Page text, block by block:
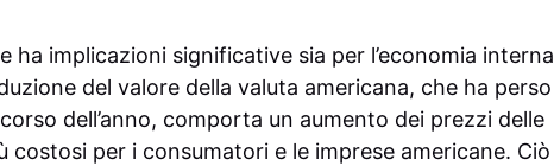
ha implicazioni significative sia per l’economia interna
del valore della valuta americana, che ha perso
dell’anno, comporta un aumento dei prezzi delle
per i consumatori e le imprese americane. Ciò